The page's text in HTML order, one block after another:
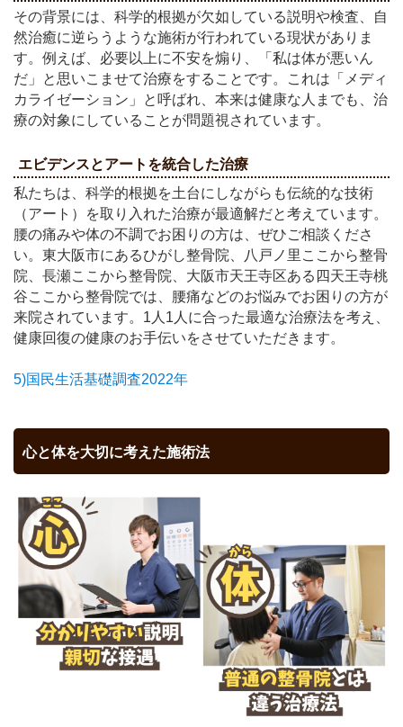
その背景には、科学的根拠が欠如している説明や検査、自
然治癒に逆らうような施術が行われている現状がありま
す。例えば、必要以上に不安を煽り、「私は体が悪いん
だ」と思いこませて治療をすることです。これは「メディ
カライゼーション」と呼ばれ、本来は健康な人までも、治
療の対象にしていることが問題視されています。
エビデンスとアートを統合した治療
私たちは、科学的根拠を土台にしながらも伝統的な技術
（アート）を取り入れた治療が最適解だと考えています。
腰の痛みや体の不調でお困りの方は、ぜひご相談くださ
い。東大阪市にあるひがし整骨院、八戸ノ里ここから整骨
院、長瀬ここから整骨院、大阪市天王寺区ある四天王寺桃
谷ここから整骨院では、腰痛などのお悩みでお困りの方が
来院されています。 1人1人に合った最適な治療法を考え、
健康回復の健康のお手伝いをさせていただきます。
5)国民生活基礎調査2022年
心と体を大切に考えた施術法